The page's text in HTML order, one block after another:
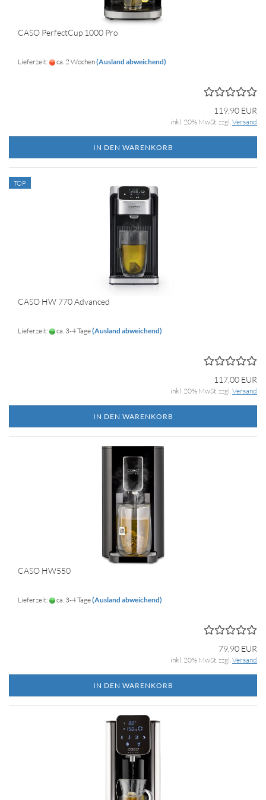
CASO PerfectCup 1000 Pro
Lieferzeit: ca. 2 Wochen(Ausland abweichend)
119,90 EUR
inkl. 20% MwSt. zzgl.Versand
IN DEN WARENKORB
TOP
CASO HW 770 Advanced
Lieferzeit: ca. 3-4 Tage(Ausland abweichend)
117,00 EUR
inkl. 20% MwSt. zzgl.Versand
IN DEN WARENKORB
CASO HW550
Lieferzeit: ca. 3-4 Tage(Ausland abweichend)
79,90 EUR
inkl. 20% MwSt. zzgl.Versand
IN DEN WARENKORB